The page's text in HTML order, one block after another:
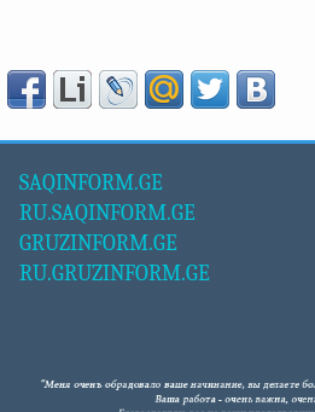
SAQINFORM.GE
RU.SAQINFORM.GE
GRUZINFORM.GE
RU.GRUZINFORM.GE